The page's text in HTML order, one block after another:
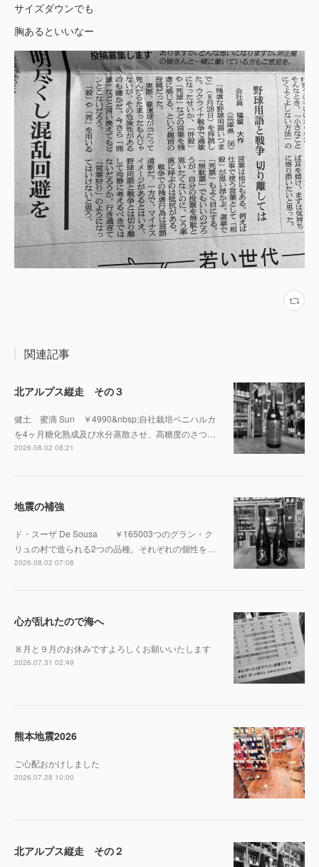
サイズダウンでも
胸あるといいなー
関連記事
北アルプス縦走 その３
健土 蜜滴 Sun ￥4990&nbsp;自社栽培ベニハルカ
を4ヶ月糖化熟成及び水分蒸散させ、高糖度のさつ…
2026.08.02 08:21
地震の補強
ド・スーザ De Sousa ￥165003つのグラン・ク
リュの村で造られる2つの品種。それぞれの個性を…
2026.08.02 07:08
心が乱れたので海へ
８月と９月のお休みですよろしくお願いいたします
2026.07.31 02:49
熊本地震2026
ご心配おかけしました
2026.07.28 10:00
北アルプス縦走 その２